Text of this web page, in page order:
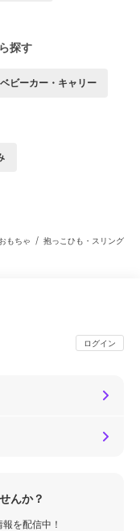
探す
ベビーカー・キャリー
もちゃ / 抱っこひも・スリング
ログイン
んか？
を配信中！